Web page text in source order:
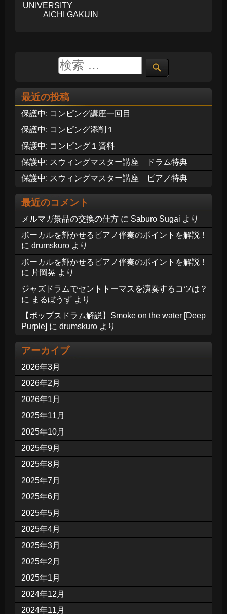
UNIVERSITY
AICHI GAKUIN
最近の投稿
保護中: コンピング講座一回目
保護中: コンピング添削１
保護中: コンピング１資料
保護中: スウィングマスター講座 ドラム特典
保護中: スウィングマスター講座 ピアノ特典
最近のコメント
メルマガ景品の交換の仕方 に Saburo Sugai より
ボーカルを輝かせるピアノ伴奏のポイントを解説！
に drumskuro より
ボーカルを輝かせるピアノ伴奏のポイントを解説！
に 片岡晃 より
ジャズドラムでセントトーマスを演奏するコツは？
に まるぼうず より
【ポップスドラム解説】Smoke on the water [Deep
Purple] に drumskuro より
アーカイブ
2026年3月
2026年2月
2026年1月
2025年11月
2025年10月
2025年9月
2025年8月
2025年7月
2025年6月
2025年5月
2025年4月
2025年3月
2025年2月
2025年1月
2024年12月
2024年11月